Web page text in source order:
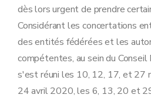
dès lors urgent de prendre
Considérant les concertations
des entités fédérées et les
compétentes, au sein du
s'est réuni les 10, 12, 17, et 27
24 avril 2020, les 6, 13, 20 et